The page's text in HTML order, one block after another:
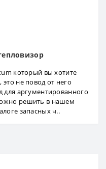
который вы хотите
не повод от него
для аргументированного
решить в нашем
запасных ч..